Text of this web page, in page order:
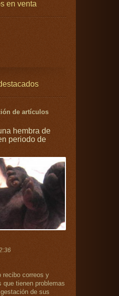
en venta
de artículos
hembra de
periodo de
recibo correos y
que tienen problemas
de sus